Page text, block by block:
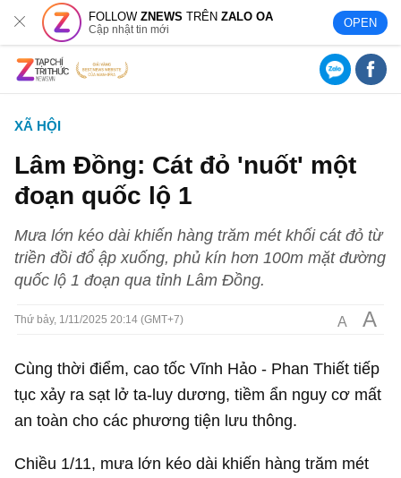
FOLLOWZNEWS TRÊNZALO OA
Cập nhật tin mới OPEN
XÃ HỘI
Lâm Đồng: Cát đỏ 'nuốt' một
đoạn quốc lộ 1
Mưa lớn kéo dài khiến hàng trăm mét khối cát đỏ từ
triền đồi đổ ập xuống, phủ kín hơn 100m mặt đường
quốc lộ 1 đoạn qua tỉnh Lâm Đồng.
Thứ bảy, 1/11/2025 20:14 (GMT+7) A A
Cùng thời điểm, cao tốc Vĩnh Hảo - Phan Thiết tiếp
tục xảy ra sạt lở ta-luy dương, tiềm ẩn nguy cơ mất
an toàn cho các phương tiện lưu thông.
Chiều 1/11, mưa lớn kéo dài khiến hàng trăm mét